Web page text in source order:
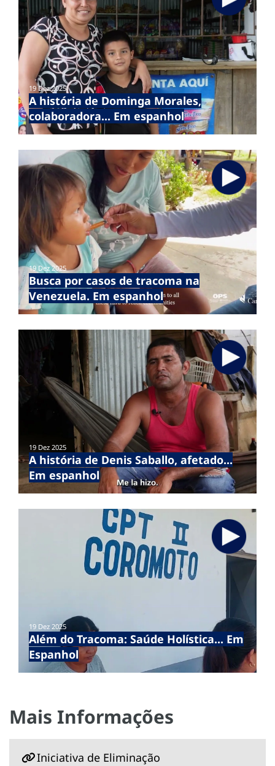
19 Dez 2025
A história de Dominga Morales,
colaboradora... Em espanhol
19 Dez 2025
Busca por casos de tracoma na
Venezuela. Em espanhol
19 Dez 2025
A história de Denis Saballo, afetado...
Em espanhol
19 Dez 2025
Além do Tracoma: Saúde Holística... Em
Espanhol
Mais Informações
Iniciativa de Eliminação